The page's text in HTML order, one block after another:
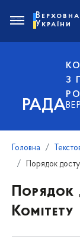
РАДА
З
України
Головна
Порядок
Порядок
Комітету